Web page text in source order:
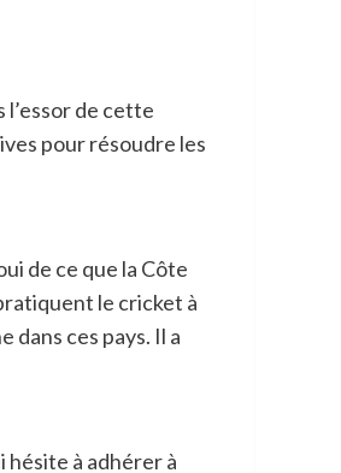
de cette
pour résoudre les
de ce que la Côte
le cricket à
ces pays. Il a
hésite à adhérer à